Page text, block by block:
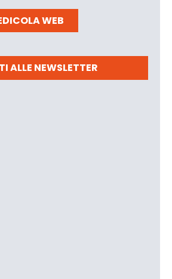
WEB
ALLE NEWSLETTER